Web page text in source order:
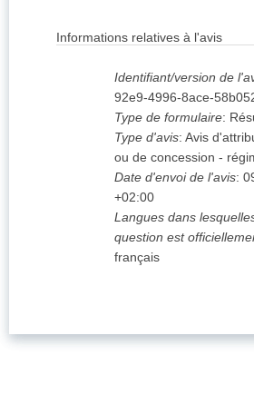
Informations relatives à l'avis
Identifiant/version de
92e9-4996-8ace-
Type de formulaire:
Type d'avis: Avis
ou de concession -
Date d'envoi de l'avis:
+02:00
Langues dans
question est
français